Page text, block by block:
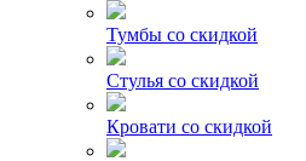
Тумбы со скидкой
Стулья со скидкой
Кровати со скидкой